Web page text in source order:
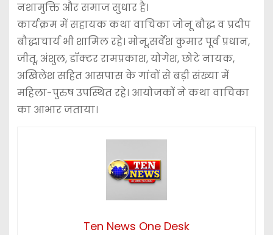
नशामुक्ति और समाज सुधार है।
कार्यक्रम में सहायक कथा वाचिका जोनू बौद्ध व प्रदीप
बौद्धाचार्य भी शामिल रहे। मोनू,सर्वेश कुमार पूर्व प्रधान,
जीतू, अंशुल, डॉक्टर रामप्रकाश, योगेश, छोटे नायक,
अखिलेश सहित आसपास के गांवों से बड़ी संख्या में
महिला-पुरुष उपस्थित रहे। आयोजकों ने कथा वाचिका
का आभार जताया।
Ten News One Desk